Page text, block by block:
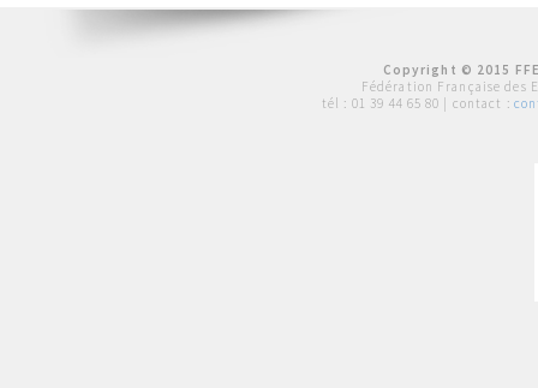
Copyright © 2015
Fédération Française des
tél : 01 39 44 65 80 | contact :